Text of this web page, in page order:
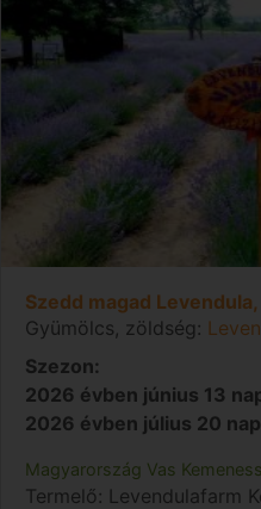
Szedd magad
Gyümölcs, zöldség:
Szezon:
2026 évben június 13
2026 évben július 20
Magyarország Vas
Termelő: Levendulafarm